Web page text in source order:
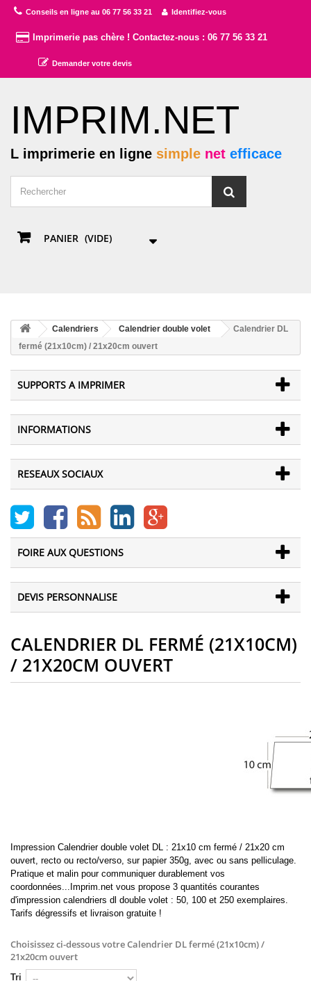
Conseils en ligne au 06 77 56 33 21 Identifiez-vous
Imprimerie pas chère ! Contactez-nous : 06 77 56 33 21
Demander votre devis
IMPRIM.NET
L imprimerie en ligne simple net efficace
PANIER (VIDE)
Calendriers Calendrier double volet
Calendrier DL
fermé (21x10cm) / 21x20cm ouvert
SUPPORTS A IMPRIMER
INFORMATIONS
RESEAUX SOCIAUX
FOIRE AUX QUESTIONS
DEVIS PERSONNALISE
CALENDRIER DL FERMÉ (21X10CM)
/ 21X20CM OUVERT
Impression Calendrier double volet DL : 21x10 cm fermé / 21x20 cm
ouvert, recto ou recto/verso, sur papier 350g, avec ou sans pelliculage.
Pratique et malin pour communiquer durablement vos
coordonnées...Imprim.net vous propose 3 quantités courantes
d'impression calendriers dl double volet : 50, 100 et 250 exemplaires.
Tarifs dégressifs et livraison gratuite !
Choisissez ci-dessous votreCalendrier DL fermé (21x10cm) /
21x20cm ouvert
Tri